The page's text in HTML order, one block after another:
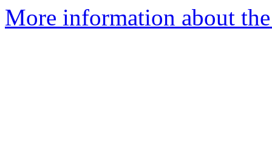
More information about